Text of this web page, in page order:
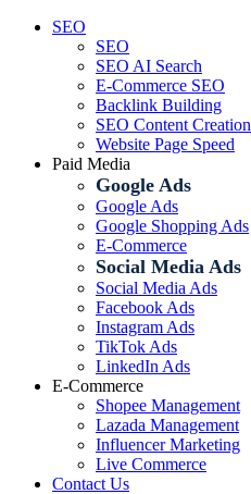
SEO
SEO
SEO AI Search
E-Commerce SEO
Backlink Building
SEO Content Creation
Website Page Speed
Paid Media
Google Ads
Google Ads
Google Shopping Ads
E-Commerce
Social Media Ads
Social Media Ads
Facebook Ads
Instagram Ads
TikTok Ads
LinkedIn Ads
E-Commerce
Shopee Management
Lazada Management
Influencer Marketing
Live Commerce
Contact Us